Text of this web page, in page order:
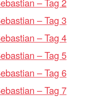
– Tag 3
– Tag 4
– Tag 5
– Tag 6
– Tag 7